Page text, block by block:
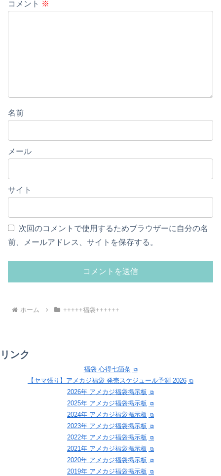
コメント ※
名前
メール
サイト
次回のコメントで使用するためブラウザーに自分の名
前、メールアドレス、サイトを保存する。
ホーム +++++福袋++++++
リンク
福袋 心得七箇条
【ヤマ張り】アメカジ福袋 発売スケジュール予測 2026
2026年 アメカジ福袋掲示板
2025年 アメカジ福袋掲示板
2024年 アメカジ福袋掲示板
2023年 アメカジ福袋掲示板
2022年 アメカジ福袋掲示板
2021年 アメカジ福袋掲示板
2020年 アメカジ福袋掲示板
2019年 アメカジ福袋掲示板